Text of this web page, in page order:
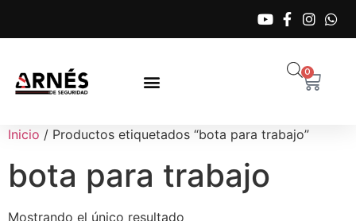
0
Inicio / Productos etiquetados “bota para trabajo”
bota para trabajo
Mostrando el único resultado